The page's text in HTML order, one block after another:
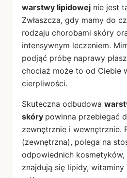
warstwy lipidowej nie jest
Zwłaszcza, gdy mamy do
rodzaju chorobami skóry
intensywnym leczeniem.
podjąć próbę naprawy
chociaż może to od Ciebie
cierpliwości.
Skuteczna odbudowa
skóry powinna przebiegać
zewnętrznie i wewnętrznie.
(zewnętrzna), polega na
odpowiednich kosmetyków,
znajdują się lipidy,